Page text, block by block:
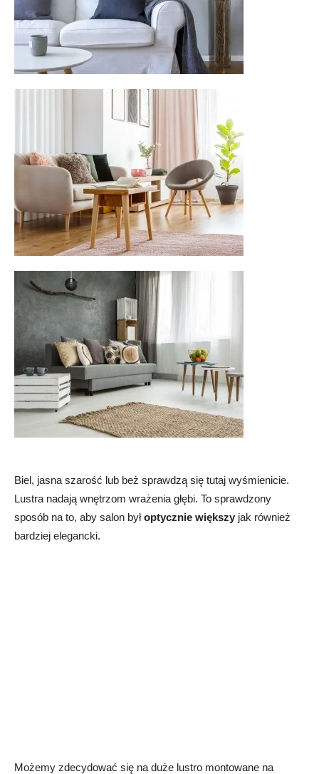
Biel, jasna szarość lub beż sprawdzą się tutaj wyśmienicie.
Lustra nadają wnętrzom wrażenia głębi. To sprawdzony
sposób na to, aby salon byłoptycznie większy jak również
bardziej elegancki.
Możemy zdecydować się na duże lustro montowane na